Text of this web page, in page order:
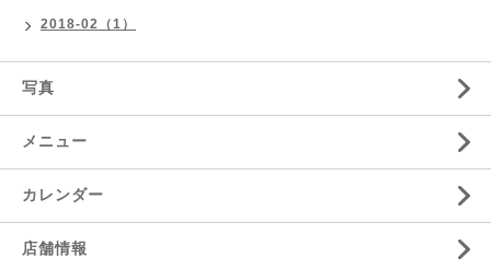
2018-02（1）
写真
メニュー
カレンダー
店舗情報